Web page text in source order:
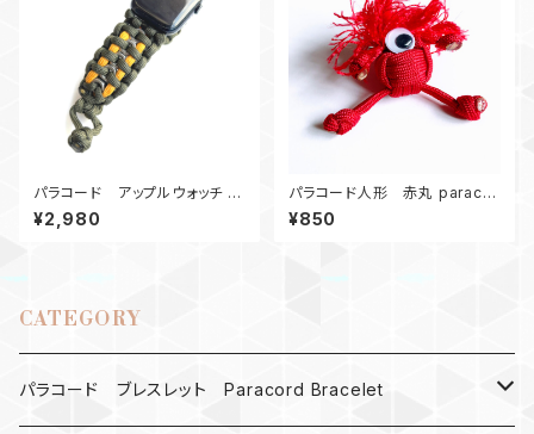
パラコード アップルウォッチ バ
ンド44_ナット10_MM_OdG A
pple Watch
¥2,980
パラコード人形 赤丸 paracor
d
¥850
CATEGORY
パラコード ブレスレット Paracord Bracelet